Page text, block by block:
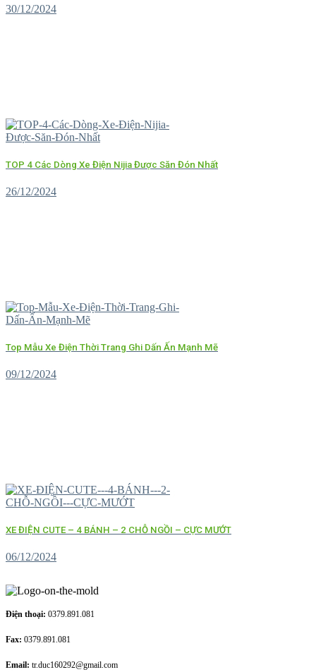
30/12/2024
TOP 4 Các Dòng Xe Điện Nijia Được Săn Đón Nhất
26/12/2024
Top Mẫu Xe Điện Thời Trang Ghi Dấn Ấn Mạnh Mẽ
09/12/2024
XE ĐIỆN CUTE – 4 BÁNH – 2 CHỖ NGỒI – CỰC MƯỚT
06/12/2024
Điện thoại: 0379.891.081
Fax: 0379.891.081
Email: tr.duc160292@gmail.com